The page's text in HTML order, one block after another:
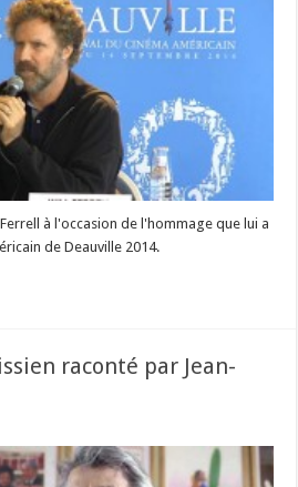
à l'occasion de l'hommage que lui a
de Deauville 2014.
raconté par Jean-